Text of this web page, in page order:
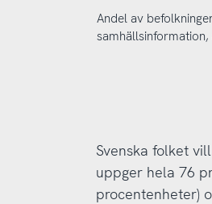
Andel av
Svenska folket
uppger hela 76
procentenheter)